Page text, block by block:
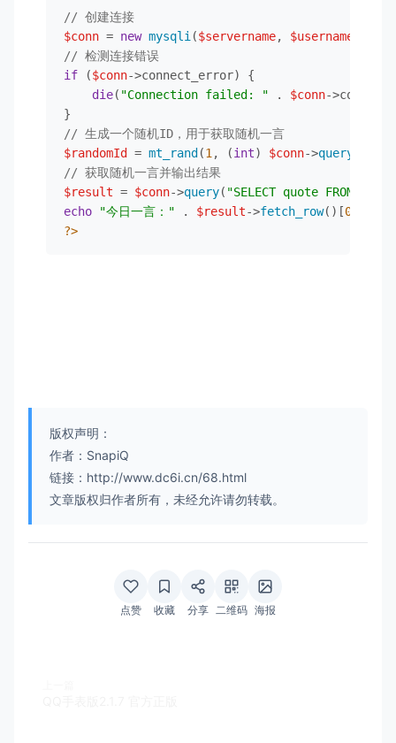
// 创建连接
$conn = new mysqli ($servername, $username
// 检测连接错误
if ($conn->connect_error) {
die( "Connection failed: " . $conn-
// 生成一个随机ID，用于获取随机一言
$randomId = mt_rand(1 , (int) $conn->query
// 获取随机一言并输出结果
$result = $conn->query( "SELECT quote FROM
echo
"今日一言：" . $result->fetch_row()[0
?>
版权声明：
作者：SnapiQ
链接：http://www.dc6i.cn/68.html
文章版权归作者所有，未经允许请勿转载。
点赞 收藏 分享 二维码 海报